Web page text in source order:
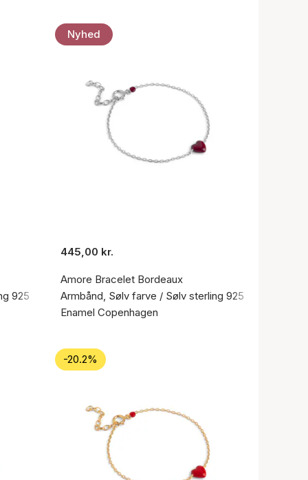
925
Nyhed
445,00 kr.
Amore Bracelet Bordeaux
Armbånd, Sølv farve / Sølv sterling 925
Enamel Copenhagen
-20.2%